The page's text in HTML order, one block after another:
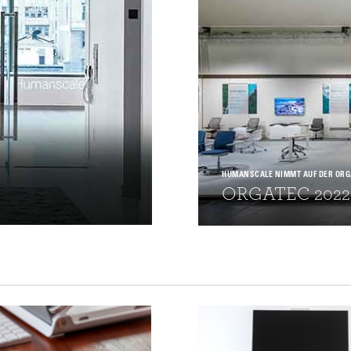
vergessen
Select
Region
HUMANSCALE NIMMT AUF DER
ORGATEC 2022